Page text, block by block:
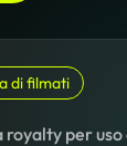
di filmati
royalty per